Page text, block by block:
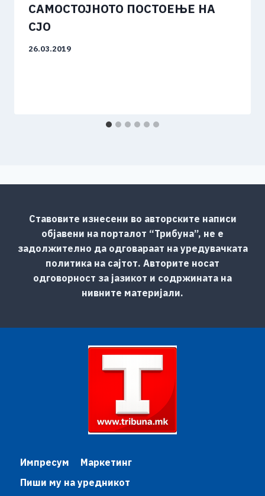
САМОСТОЈНОТО ПОСТОЕЊЕ НА
СЈО
26.03.2019
Ставовите изнесени во авторските написи
објавени на порталот “Трибуна”, не е
задолжително да одговараат на уредувачката
политика на сајтот. Авторите носат
одговорност за јазикот и содржината на
нивните материјали.
Импресум
Маркетинг
Пиши му на уредникот